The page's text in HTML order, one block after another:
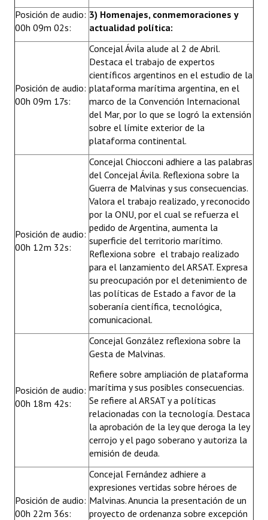
Posición de audio:
00h 09m 02s:
3) Homenajes, conmemoraciones y
actualidad política:
Posición de audio:
00h 09m 17s:
Concejal Ávila alude al 2 de Abril.
Destaca el trabajo de expertos
científicos argentinos en el estudio de la
plataforma marítima argentina, en el
marco de la Convención Internacional
del Mar, por lo que se logró la extensión
sobre el límite exterior de la
plataforma continental.
Posición de audio:
00h 12m 32s:
Concejal Chiocconi adhiere a las palabras
del Concejal Ávila. Reflexiona sobre la
Guerra de Malvinas y sus consecuencias.
Valora el trabajo realizado, y reconocido
por la ONU, por el cual se refuerza el
pedido de Argentina, aumenta la
superficie del territorio marítimo.
Reflexiona sobre el trabajo realizado
para el lanzamiento del ARSAT. Expresa
su preocupación por el detenimiento de
las políticas de Estado a favor de la
soberanía científica, tecnológica,
comunicacional.
Posición de audio:
00h 18m 42s:
Concejal González reflexiona sobre la
Gesta de Malvinas.
Refiere sobre ampliación de plataforma
marítima y sus posibles consecuencias.
Se refiere al ARSAT y a políticas
relacionadas con la tecnología. Destaca
la aprobación de la ley que deroga la ley
cerrojo y el pago soberano y autoriza la
emisión de deuda.
Posición de audio:
00h 22m 36s:
Concejal Fernández adhiere a
expresiones vertidas sobre héroes de
Malvinas. Anuncia la presentación de un
proyecto de ordenanza sobre excepción